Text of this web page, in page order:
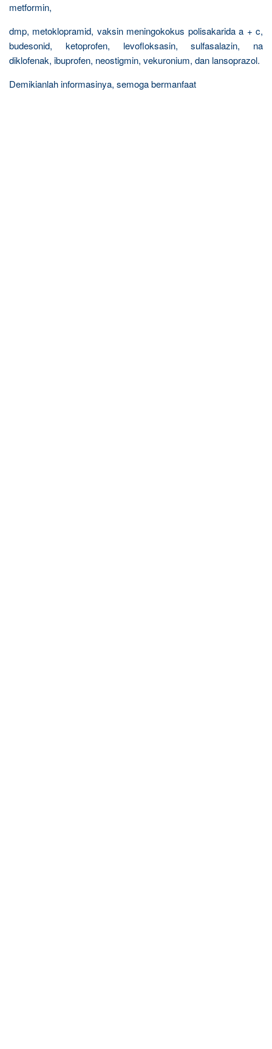
metformin,
dmp, metoklopramid, vaksin meningokokus polisakarida a + c,
budesonid, ketoprofen, levofloksasin, sulfasalazin, na
diklofenak, ibuprofen, neostigmin, vekuronium, dan lansoprazol.
Demikianlah informasinya, semoga bermanfaat